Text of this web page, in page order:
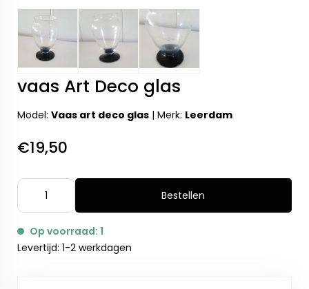
vaas Art Deco glas
Model: Vaas art deco glas | Merk: Leerdam
€19,50
Bestellen
Op voorraad: 1
Levertijd: 1-2 werkdagen